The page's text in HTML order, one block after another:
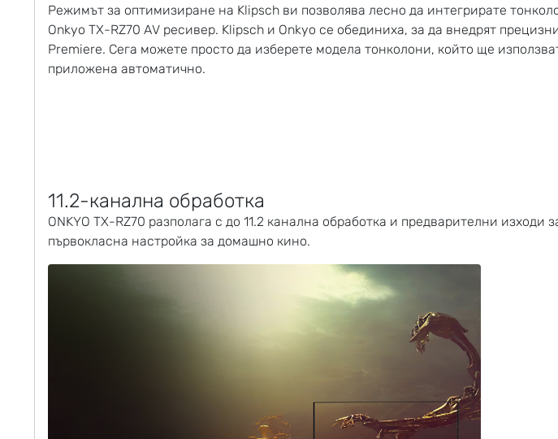
Режимът за оптимизиране на Klipsch ви позволява лесно да интегрирате
Onkyo TX-RZ70 AV ресивер. Klipsch и Onkyo се обединиха, за да внедрят
Premiere. Сега можете просто да изберете модела тонколони, който ще
приложена автоматично.
11.2-канална обработка
ONKYO TX-RZ70 разполага с до 11.2 канална обработка и предварителни
първокласна настройка за домашно кино.